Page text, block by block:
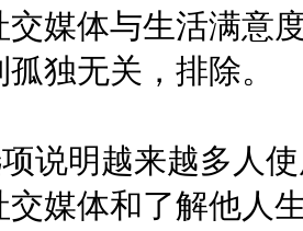
交媒体与生活满意
独无关，排除。
明越来越多人使
交媒体和了解他人